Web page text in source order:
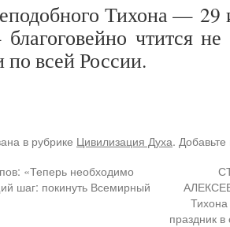
Тихона —
чтится
по всей России.
в рубрике Цивилизация Духа.
«Теперь необходимо
шаг: покинуть Всемирный
праздник